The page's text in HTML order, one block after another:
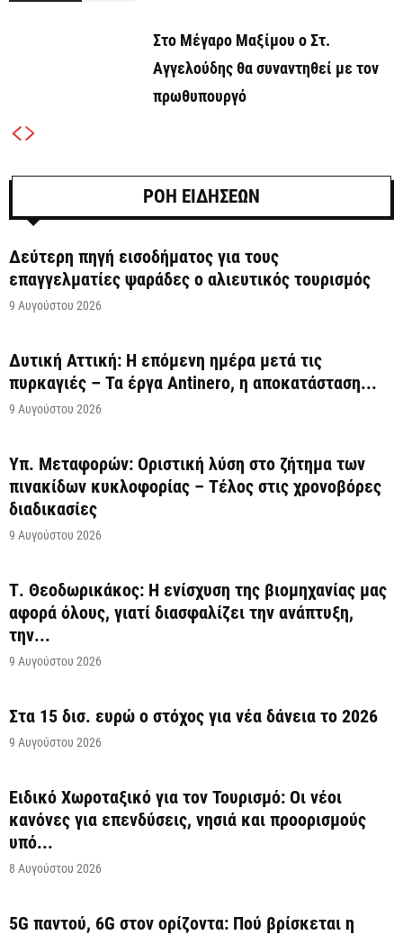
Στο Μέγαρο Μαξίμου ο Στ.
Αγγελούδης θα συναντηθεί με τον
πρωθυπουργό
ΡΟΗ ΕΙΔΗΣΕΩΝ
Δεύτερη πηγή εισοδήματος για τους
επαγγελματίες ψαράδες ο αλιευτικός τουρισμός
9 Αυγούστου 2026
Δυτική Αττική: Η επόμενη ημέρα μετά τις
πυρκαγιές – Τα έργα Antinero, η αποκατάσταση...
9 Αυγούστου 2026
Υπ. Μεταφορών: Οριστική λύση στο ζήτημα των
πινακίδων κυκλοφορίας – Τέλος στις χρονοβόρες
διαδικασίες
9 Αυγούστου 2026
Τ. Θεοδωρικάκος: Η ενίσχυση της βιομηχανίας μας
αφορά όλους, γιατί διασφαλίζει την ανάπτυξη,
την...
9 Αυγούστου 2026
Στα 15 δισ. ευρώ ο στόχος για νέα δάνεια το 2026
9 Αυγούστου 2026
Ειδικό Χωροταξικό για τον Τουρισμό: Οι νέοι
κανόνες για επενδύσεις, νησιά και προορισμούς
υπό...
8 Αυγούστου 2026
5G παντού, 6G στον ορίζοντα: Πού βρίσκεται η